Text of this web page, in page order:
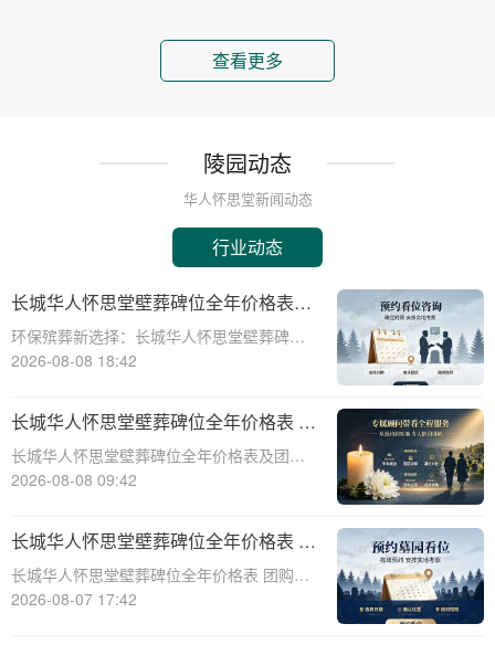
查看更多
陵园动态
华人怀思堂新闻动态
行业动态
长城华人怀思堂壁葬碑位全年价格表及
团购专属折扣福利详解
环保殡葬新选择：长城华人怀思堂壁葬碑位
价格及团购福利全解析☎ 华人怀思堂电
日益细致，壁葬作为一种绿色、节地的殡葬
方式逐渐走进大众视野。长城华人怀思
2026-08-08 18:42
长城华人怀思堂壁葬碑位全年价格表 团
购享专属折扣福利详解
长城华人怀思堂壁葬碑位全年价格表及团购
专属折扣福利详解☎ 华人怀思堂电话:400-
变，越来越多的人开始选择壁葬作为一种环
保、节约土地的殡葬方式。长城华人怀
2026-08-08 09:42
长城华人怀思堂壁葬碑位全年价格表 团
购享专属折扣福利详解
长城华人怀思堂壁葬碑位全年价格表 团购享
专属折扣福利详解☎ 华人怀思堂电话:400-
2026-08-07 17:42